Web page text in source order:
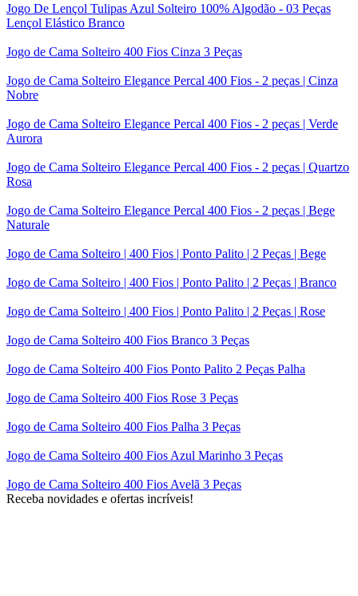
Jogo De Lençol Tulipas Azul Solteiro 100% Algodão - 03 Peças
Lençol Elástico Branco
Jogo de Cama Solteiro 400 Fios Cinza 3 Peças
Jogo de Cama Solteiro Elegance Percal 400 Fios - 2 peças | Cinza
Nobre
Jogo de Cama Solteiro Elegance Percal 400 Fios - 2 peças | Verde
Aurora
Jogo de Cama Solteiro Elegance Percal 400 Fios - 2 peças | Quartzo
Rosa
Jogo de Cama Solteiro Elegance Percal 400 Fios - 2 peças | Bege
Naturale
Jogo de Cama Solteiro | 400 Fios | Ponto Palito | 2 Peças | Bege
Jogo de Cama Solteiro | 400 Fios | Ponto Palito | 2 Peças | Branco
Jogo de Cama Solteiro | 400 Fios | Ponto Palito | 2 Peças | Rose
Jogo de Cama Solteiro 400 Fios Branco 3 Peças
Jogo de Cama Solteiro 400 Fios Ponto Palito 2 Peças Palha
Jogo de Cama Solteiro 400 Fios Rose 3 Peças
Jogo de Cama Solteiro 400 Fios Palha 3 Peças
Jogo de Cama Solteiro 400 Fios Azul Marinho 3 Peças
Jogo de Cama Solteiro 400 Fios Avelã 3 Peças
Receba novidades e ofertas incríveis!